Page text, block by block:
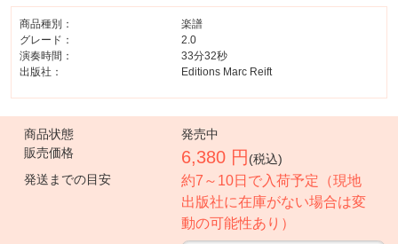
商品種別：
楽譜
グレード：
2.0
演奏時間：
33分32秒
出版社：
Editions Marc Reift
商品状態
発売中
販売価格
6,380 円 (税込)
発送までの目安
約7～10日で入荷予定（現地
出版社に在庫がない場合は変
動の可能性あり）